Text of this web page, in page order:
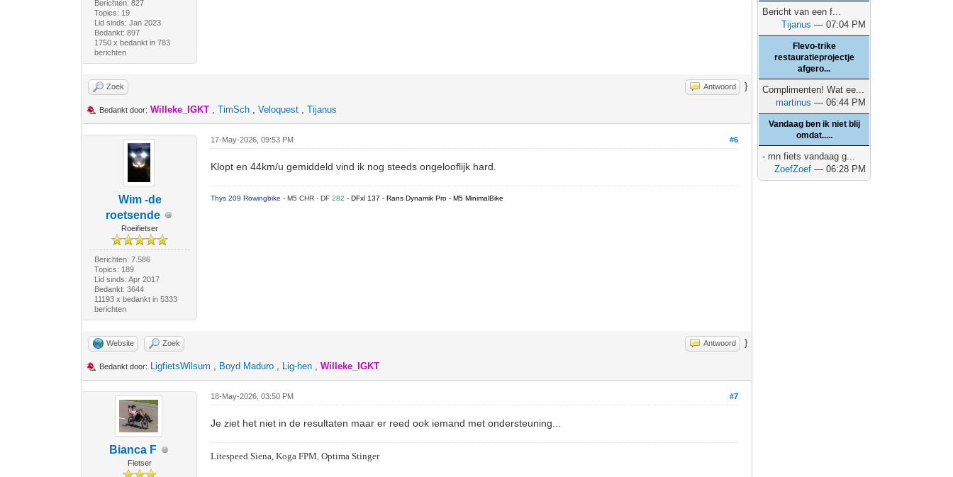
Berichten: 827
Topics: 19
Lid sinds: Jan 2023
Bedankt: 897
1750 x bedankt in 783
berichten
Zoek Antwoord }
Bedankt door: Willeke_IGKT ,TimSch ,Veloquest ,Tijanus
Wim -de
roetsende
Roeifietser
Berichten: 7.586
Topics: 189
Lid sinds: Apr 2017
Bedankt: 3644
11193 x bedankt in 5333
berichten
#6
17-May-2026, 09:53 PM
Klopt en 44km/u gemiddeld vind ik nog steeds ongelooflijk hard.
Thys 209 Rowingbike- M5 CHR - DF282- DFxl 137 - Rans Dynamik Pro - M5 MinimalBike
Website Zoek Antwoord }
Bedankt door: LigfietsWilsum , Boyd Maduro , Lig-hen ,Willeke_IGKT
Bianca F
Fietser
#7
18-May-2026, 03:50 PM
Je ziet het niet in de resultaten maar er reed ook iemand met ondersteuning...
Litespeed Siena, Koga FPM, Optima Stinger
Bericht van een f...
Tijanus — 07:04 PM
Flevo-trike
restauratieprojectje
afgero...
Complimenten! Wat ee...
martinus — 06:44 PM
Vandaag ben ik niet blij
omdat.....
- mn fiets vandaag g...
ZoefZoef — 06:28 PM